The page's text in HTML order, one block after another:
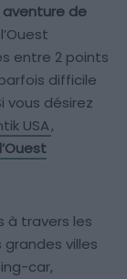
aventure de
entre 2 points
difficile
vous désirez
USA,
à travers les
villes
car,